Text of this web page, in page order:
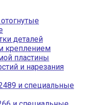
деталей
креплением
пластины
и нарезания
и специальные